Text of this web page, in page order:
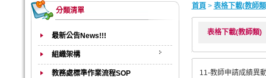
分類清單
最新公告News!!!
組織架構
教務處標準作業流程SOP
首頁 > 表格下載(教師
表格下載(教師類)
11-教師申請成績異